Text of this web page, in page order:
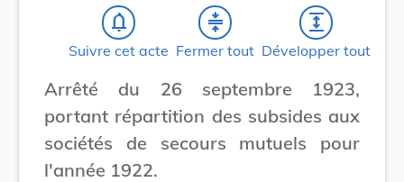
notifications_none
Suivre cet acte
compress
Fermer tout
expand
Développer tout
Arrêté du 26 septembre 1923,
portant répartition des subsides aux
sociétés de secours mutuels pour
l'année 1922.